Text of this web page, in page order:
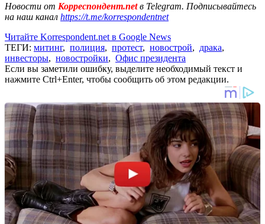
Новости от Корреспондент.netв Telegram. Подписывайтесь
на наш канал https://t.me/korrespondentnet
Читайте Korrespondent.net в Google News
ТЕГИ: митинг, полиция, протест, новострой, драка,
инвесторы, новостройки, Офис президента
Если вы заметили ошибку, выделите необходимый текст и
нажмите Ctrl+Enter, чтобы сообщить об этом редакции.